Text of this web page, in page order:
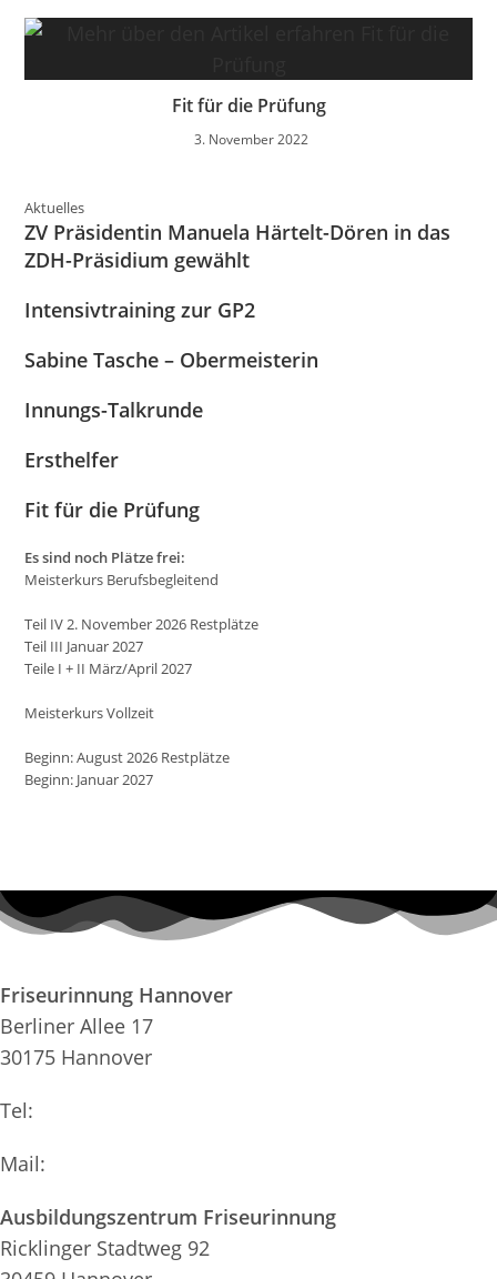
Fit für die Prüfung
3. November 2022
Aktuelles
ZV Präsidentin Manuela Härtelt-Dören in das
ZDH-Präsidium gewählt
Intensivtraining zur GP2
Sabine Tasche – Obermeisterin
Innungs-Talkrunde
Ersthelfer
Fit für die Prüfung
Es sind noch Plätze frei:
Meisterkurs Berufsbegleitend
Teil IV 2. November 2026 Restplätze
Teil III Januar 2027
Teile I + II März/April 2027
Meisterkurs Vollzeit
Beginn: August 2026 Restplätze
Beginn: Januar 2027
Friseurinnung Hannover
Berliner Allee 17
30175 Hannover
Tel:
Mail:
Ausbildungszentrum Friseurinnung
Ricklinger Stadtweg 92